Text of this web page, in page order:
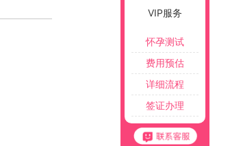
VIP服务
怀孕测试
费用预估
详细流程
签证办理